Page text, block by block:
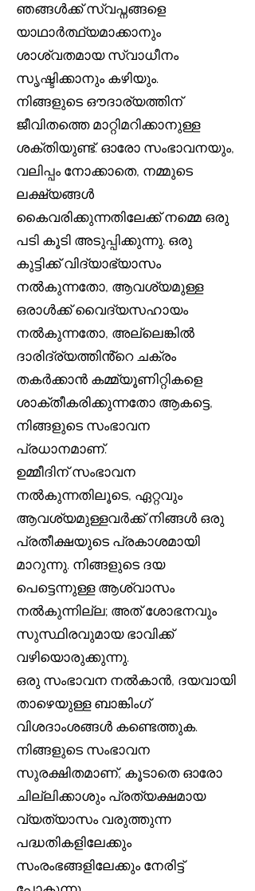
ഞങ്ങൾക്ക് സ്വപ്നങ്ങളെ
യാഥാർത്ഥ്യമാക്കാനും
ശാശ്വതമായ സ്വാധീനം
സൃഷ്ടിക്കാനും കഴിയും.
നിങ്ങളുടെ ഔദാര്യത്തിന്
ജീവിതത്തെ മാറ്റിമറിക്കാനുള്ള
ശക്തിയുണ്ട്. ഓരോ സംഭാവനയും,
വലിപ്പം നോക്കാതെ, നമ്മുടെ
ലക്ഷ്യങ്ങൾ
കൈവരിക്കുന്നതിലേക്ക് നമ്മെ ഒരു
പടി കൂടി അടുപ്പിക്കുന്നു. ഒരു
കുട്ടിക്ക് വിദ്യാഭ്യാസം
നൽകുന്നതോ, ആവശ്യമുള്ള
ഒരാൾക്ക് വൈദ്യസഹായം
നൽകുന്നതോ, അല്ലെങ്കിൽ
ദാരിദ്ര്യത്തിൻ്റെ ചക്രം
തകർക്കാൻ കമ്മ്യൂണിറ്റികളെ
ശാക്തീകരിക്കുന്നതോ ആകട്ടെ,
നിങ്ങളുടെ സംഭാവന
പ്രധാനമാണ്.
ഉമ്മീദിന് സംഭാവന
നൽകുന്നതിലൂടെ, ഏറ്റവും
ആവശ്യമുള്ളവർക്ക് നിങ്ങൾ ഒരു
പ്രതീക്ഷയുടെ പ്രകാശമായി
മാറുന്നു. നിങ്ങളുടെ ദയ
പെട്ടെന്നുള്ള ആശ്വാസം
നൽകുന്നില്ല; അത് ശോഭനവും
സുസ്ഥിരവുമായ ഭാവിക്ക്
വഴിയൊരുക്കുന്നു.
ഒരു സംഭാവന നൽകാൻ, ദയവായി
താഴെയുള്ള ബാങ്കിംഗ്
വിശദാംശങ്ങൾ കണ്ടെത്തുക.
നിങ്ങളുടെ സംഭാവന
സുരക്ഷിതമാണ്, കൂടാതെ ഓരോ
ചില്ലിക്കാശും പ്രത്യക്ഷമായ
വ്യത്യാസം വരുത്തുന്ന
പദ്ധതികളിലേക്കും
സംരംഭങ്ങളിലേക്കും നേരിട്ട്